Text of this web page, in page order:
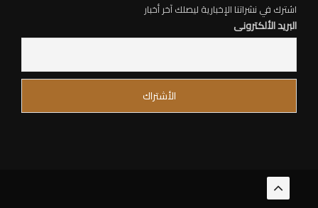
اشترك في نشراتنا الإخبارية ليصلك آخر أخبار
البريد الألكترونى